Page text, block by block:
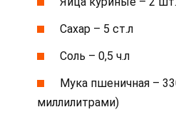
Сахар – 5 ст.л
Соль – 0,5 ч.л
Мука пшеничная –
миллилитрами)